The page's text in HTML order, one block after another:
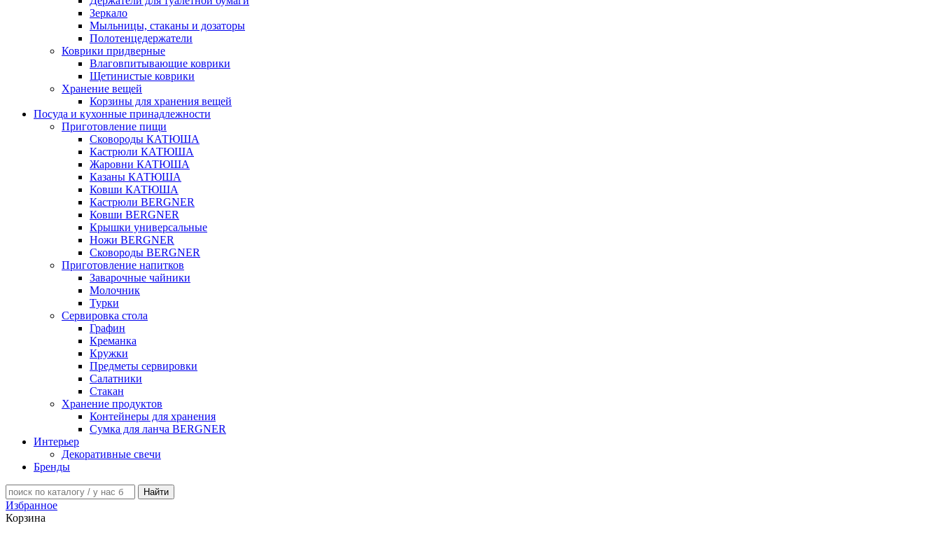
Зеркало
Мыльницы, стаканы и дозаторы
Полотенцедержатели
Коврики придверные
Влаговпитывающие коврики
Щетинистые коврики
Хранение вещей
Корзины для хранения вещей
Посуда и кухонные принадлежности
Приготовление пищи
Сковороды КАТЮША
Кастрюли КАТЮША
Жаровни КАТЮША
Казаны КАТЮША
Ковши КАТЮША
Кастрюли BERGNER
Ковши BERGNER
Крышки универсальные
Ножи BERGNER
Сковороды BERGNER
Приготовление напитков
Заварочные чайники
Молочник
Турки
Сервировка стола
Графин
Креманка
Кружки
Предметы сервировки
Салатники
Стакан
Хранение продуктов
Контейнеры для хранения
Сумка для ланча BERGNER
Интерьер
Декоративные свечи
Бренды
Избранное
Корзина